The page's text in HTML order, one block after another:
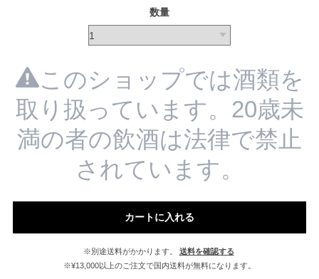
数量
このショップでは酒類を
取り扱っています。20歳未
満の者の飲酒は法律で禁止
されています。
カートに入れる
※別途送料がかかります。
送料を確認する
※¥13,000以上のご注文で国内送料が無料になります。